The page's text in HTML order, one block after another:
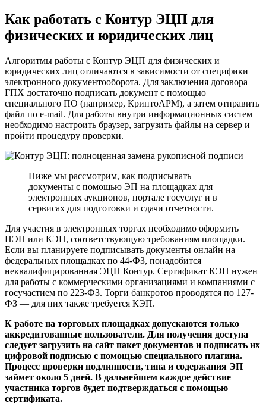
Как работать с Контур ЭЦП для
физических и юридических лиц
Алгоритмы работы с Контур ЭЦП для физических и
юридических лиц отличаются в зависимости от специфики
электронного документооборота. Для заключения договора
ГПХ достаточно подписать документ с помощью
специального ПО (например, КриптоАРМ), а затем отправить
файл по e-mail. Для работы внутри информационных систем
необходимо настроить браузер, загрузить файлы на сервер и
пройти процедуру проверки.
Ниже мы рассмотрим, как подписывать
документы с помощью ЭП на площадках для
электронных аукционов, портале госуслуг и в
сервисах для подготовки и сдачи отчетности.
Для участия в электронных торгах необходимо оформить
НЭП или КЭП, соответствующую требованиям площадки.
Если вы планируете подписывать документы онлайн на
федеральных площадках по 44-ФЗ, понадобится
неквалифицированная ЭЦП Контур. Сертификат КЭП нужен
для работы с коммерческими организациями и компаниями с
госучастием по 223-ФЗ. Торги банкротов проводятся по 127-
ФЗ — для них также требуется КЭП.
К работе на торговых площадках допускаются только
аккредитованные пользователи. Для получения доступа
следует загрузить на сайт пакет документов и подписать их
цифровой подписью с помощью специального плагина.
Процесс проверки подлинности, типа и содержания ЭП
займет около 5 дней. В дальнейшем каждое действие
участника торгов будет подтверждаться с помощью
сертификата.